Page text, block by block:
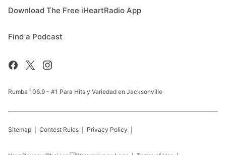
Download The Free iHeartRadio App
Find a Podcast
Rumba 106.9 - #1 Para Hits y Variedad en Jacksonville
Sitemap Contest Rules Privacy Policy